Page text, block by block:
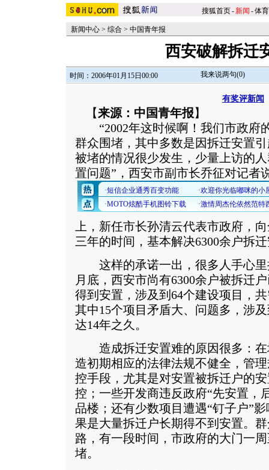
搜狐首页-新闻 -体育
新闻中心 > 综合 > 中国青年报
西安破解拆迁
时间：2006年01月15日00:00 我来说两句(0)
有奖评新闻
【来源：中国青年报 】
“2002年这时候啊！我们市政府
群众围堵，其中多数是因拆迁安置
被堵的情况很少发生，少量上访的
置问题”，西安市副市长乔征对记者
上，新任市长孙清云代表市政府，
三年的时间，基本解决6300余户拆
这样的承诺一出，很多人手心里
月底，西安市尚有6300余户被拆迁
得到安置，涉及到64个建设项目，
其中15个项目矛盾大、问题多，涉
达14年之久。
造成拆迁安置难的原因很多：在
造初期相应的法律法规不健全，管
控手段，尤其是对安置被拆迁户的
控；一些开发商违反政府“先安置，
品楼；还有少数项目遭遇“钉子户”
果是大量拆迁户长期得不到安置。
路，有一段时间，市政府的大门一
堵。